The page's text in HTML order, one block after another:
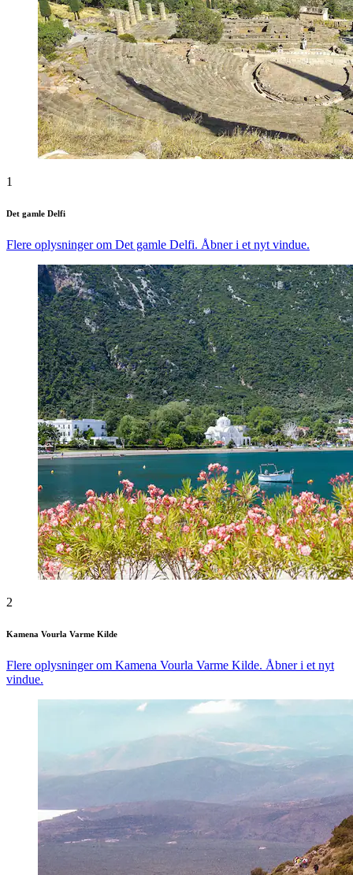
1
Det gamle Delfi
Flere oplysninger om Det gamle Delfi. Åbner i et nyt vindue.
2
Kamena Vourla Varme Kilde
Flere oplysninger om Kamena Vourla Varme Kilde. Åbner i et nyt
vindue.